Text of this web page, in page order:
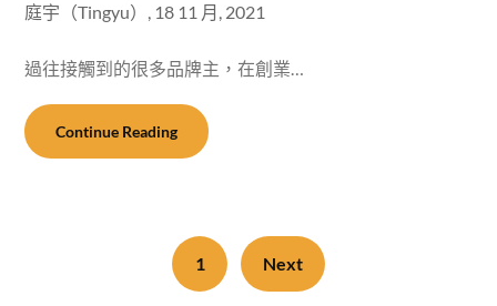
庭宇（Tingyu）, 18 11 月, 2021
過往接觸到的很多品牌主，在創業…
Continue Reading
1 Next